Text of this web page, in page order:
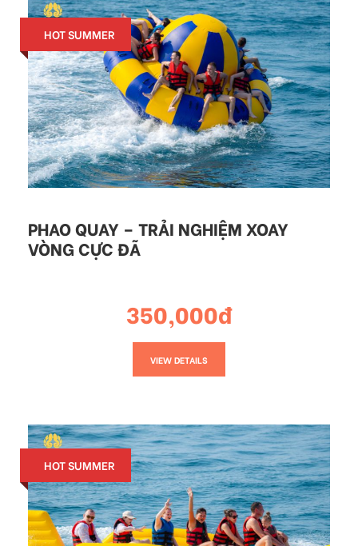
HOT SUMMER
PHAO QUAY – TRẢI NGHIỆM XOAY
VÒNG CỰC ĐÃ
350,000đ
VIEW DETAILS
HOT SUMMER